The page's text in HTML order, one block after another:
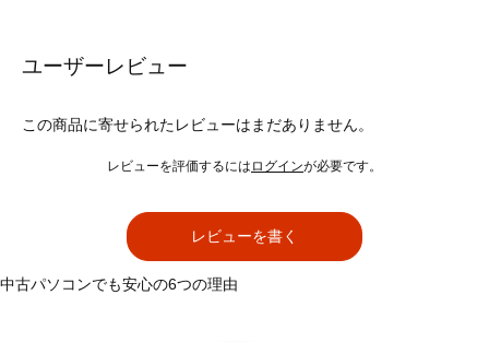
ユーザーレビュー
この商品に寄せられたレビューはまだありません。
レビューを評価するには ログインが必要です。
レビューを書く
中古パソコンでも安心の6つの理由